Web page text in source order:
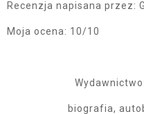
Recenzja napisana przez:
Moja ocena: 10/10
biografia,